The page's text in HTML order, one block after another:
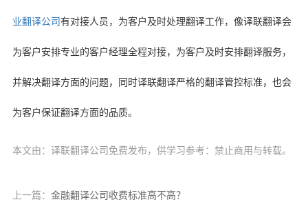
业翻译公司有对接人员，为客户及时处理翻译工作，像译联翻译会
为客户安排专业的客户经理全程对接，为客户及时安排翻译服务，
并解决翻译方面的问题，同时译联翻译严格的翻译管控标准，也会
为客户保证翻译方面的品质。
本文由：译联翻译公司免费发布，供学习参考：禁止商用与转载。
上一篇： 金融翻译公司收费标准高不高？